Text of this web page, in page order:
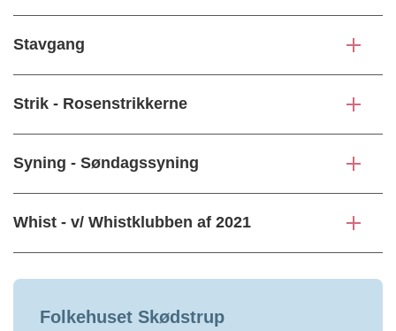
Stavgang
Strik - Rosenstrikkerne
Syning - Søndagssyning
Whist - v/ Whistklubben af 2021
Folkehuset Skødstrup